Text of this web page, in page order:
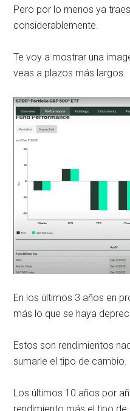
Pero por lo menos ya
considerablemente.
Te voy a mostrar una
veas a plazos más largos.
En los últimos 3 años en
más lo que se haya
Estos son rendimientos
sumarle el tipo de cambio.
Los últimos 10 años por